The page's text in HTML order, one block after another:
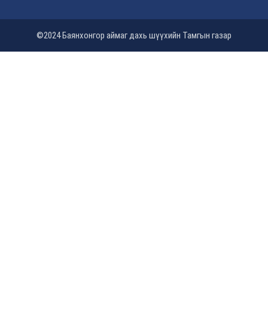
©2024 Баянхонгор аймаг дахь шүүхийн Тамгын газар